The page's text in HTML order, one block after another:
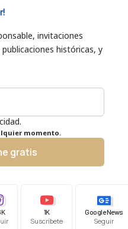
invitaciones
históricas, y
momento.
gratis
1K
Suscríbete
Google News
Seguir